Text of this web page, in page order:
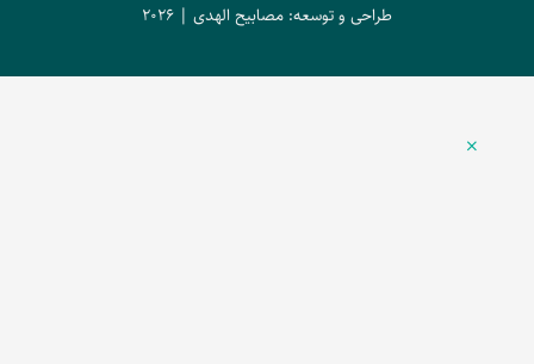
طراحی و توسعه: مصابیح الهدی | 2026